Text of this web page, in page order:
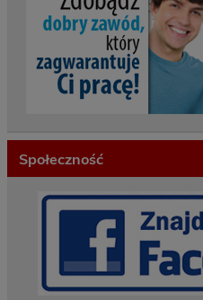
Społeczność